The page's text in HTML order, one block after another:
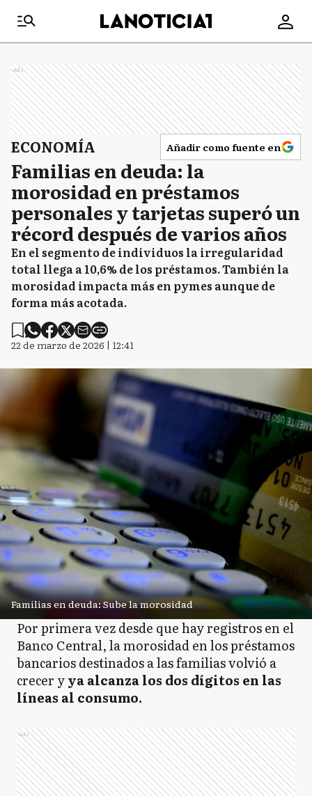
Ads
ECONOMÍA Añadir como fuente en
Familias en deuda: la
morosidad en préstamos
personales y tarjetas superó un
récord después de varios años
En el segmento de individuos la irregularidad
total llega a 10,6% de los préstamos. También la
morosidad impacta más en pymes aunque de
forma más acotada.
22 de marzo de 2026 | 12:41
Familias en deuda: Sube la morosidad
Por primera vez desde que hay registros en el
Banco Central, la morosidad en los préstamos
bancarios destinados a las familias volvió a
crecer yya alcanza los dos dígitos en las
líneas al consumo.
Ads